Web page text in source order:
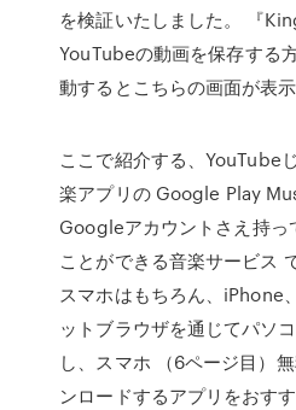
を検証いたしました。 『
YouTubeの動画を保存する
動するとこちらの画面が表示
ここで紹介する、YouTube
楽アプリの Google Play
Googleアカウントさえ持っ
ことができる音楽サービス
スマホはもちろん、iPhone
ットブラウザを通じてパソ
し、スマホ （6ページ目）
ンロードするアプリをおす